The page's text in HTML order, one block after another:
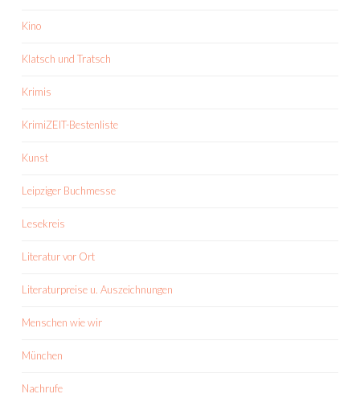
Kino
Klatsch und Tratsch
Krimis
KrimiZEIT-Bestenliste
Kunst
Leipziger Buchmesse
Lesekreis
Literatur vor Ort
Literaturpreise u. Auszeichnungen
Menschen wie wir
München
Nachrufe